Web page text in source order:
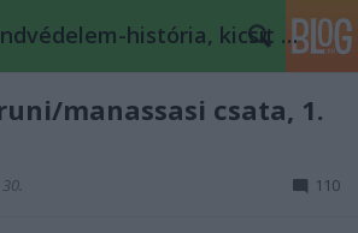
Had- és rendvédelem-história, kicsit másképp
manassasi csata, 1.
110